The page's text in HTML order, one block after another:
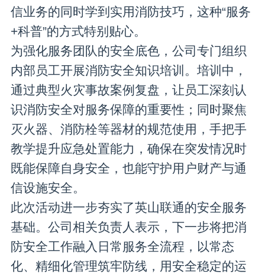
信业务的同时学到实用消防技巧，这种“服务
+科普”的方式特别贴心。
为强化服务团队的安全底色，公司专门组织
内部员工开展消防安全知识培训。培训中，
通过典型火灾事故案例复盘，让员工深刻认
识消防安全对服务保障的重要性；同时聚焦
灭火器、消防栓等器材的规范使用，手把手
教学提升应急处置能力，确保在突发情况时
既能保障自身安全，也能守护用户财产与通
信设施安全。
此次活动进一步夯实了英山联通的安全服务
基础。公司相关负责人表示，下一步将把消
防安全工作融入日常服务全流程，以常态
化、精细化管理筑牢防线，用安全稳定的运